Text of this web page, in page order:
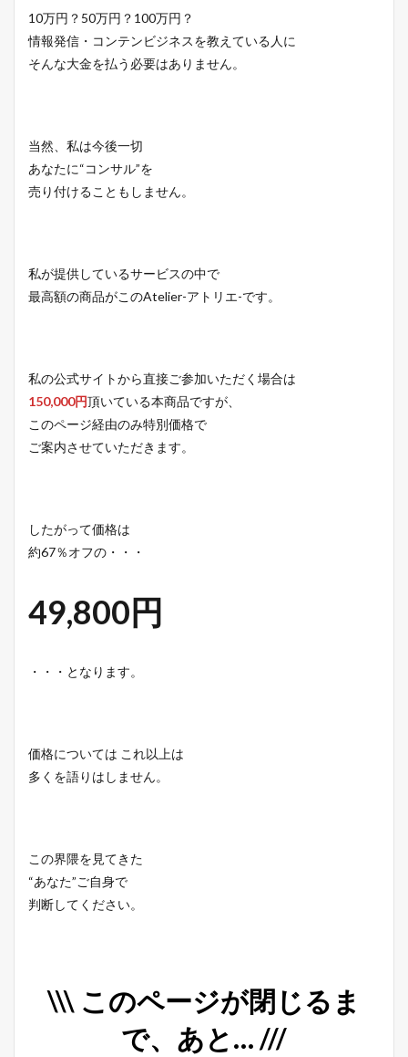
10万円？50万円？100万円？
情報発信・コンテンビジネスを教えている人に
そんな大金を払う必要はありません。
当然、私は今後一切
あなたに“コンサル”を
売り付けることもしません。
私が提供しているサービスの中で
最高額の商品がこのAtelier-アトリエ-です。
私の公式サイトから直接ご参加いただく場合は
150,000円頂いている本商品ですが、
このページ経由のみ特別価格で
ご案内させていただきます。
したがって価格は
約67％オフの・・・
49,800円
・・・となります。
価格については これ以上は
多くを語りはしません。
この界隈を見てきた
“あなた”ご自身で
判断してください。
\\\ このページが閉じるま
で、あと… ///